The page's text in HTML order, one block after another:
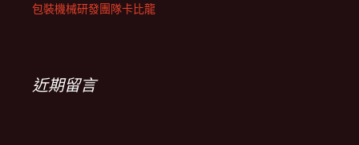
包裝機械研發團隊卡比龍
近期留言